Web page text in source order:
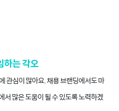
하는 각오
관심이 많아요. 채용 브랜딩에서도 마
서 많은 도움이 될 수 있도록 노력하겠